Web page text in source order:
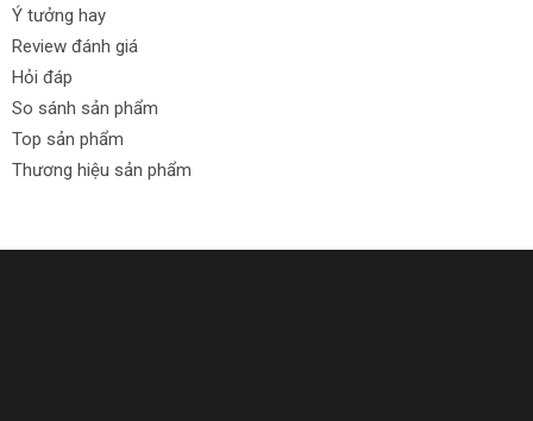
Ý tưởng hay
Review đánh giá
Hỏi đáp
So sánh sản phẩm
Top sản phẩm
Thương hiệu sản phẩm